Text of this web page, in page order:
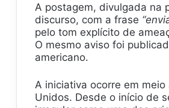
A postagem, divulgada na
discurso, com a frase
pelo tom explícito de
O mesmo aviso foi
americano.
A iniciativa ocorre em
Unidos. Desde o início de